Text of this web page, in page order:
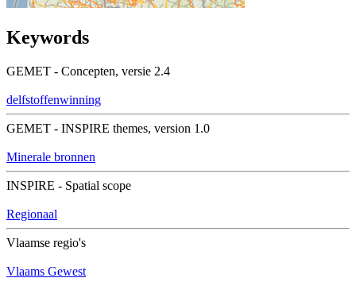
Keywords
GEMET - Concepten, versie 2.4
delfstoffenwinning
GEMET - INSPIRE themes, version 1.0
Minerale bronnen
INSPIRE - Spatial scope
Regionaal
Vlaamse regio's
Vlaams Gewest